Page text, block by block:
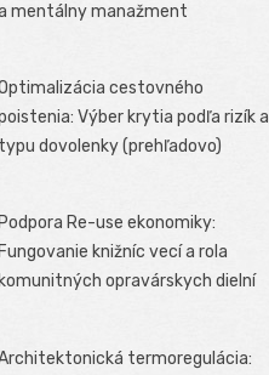
mentálny manažment
cestovného
Výber krytia podľa rizík a
typu dovolenky (prehľadovo)
Podpora Re-use ekonomiky:
Fungovanie knižníc vecí a rola
komunitných opravárskych dielní
termoregulácia: